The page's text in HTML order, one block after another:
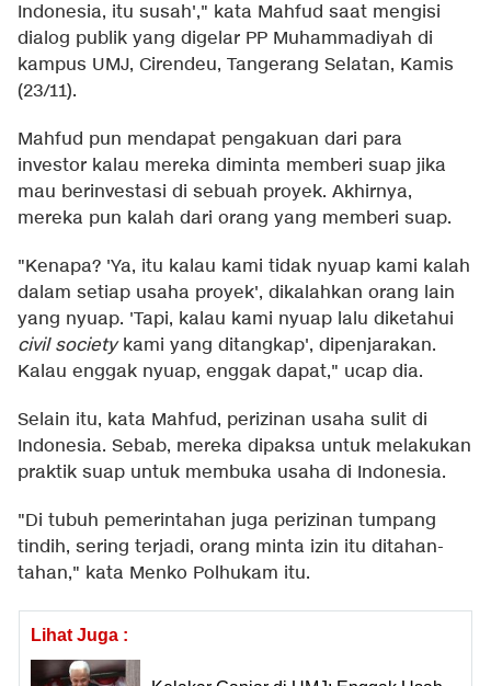
Indonesia, itu susah'," kata Mahfud saat mengisi
dialog publik yang digelar PP Muhammadiyah di
kampus UMJ, Cirendeu, Tangerang Selatan, Kamis
(23/11).
Mahfud pun mendapat pengakuan dari para
investor kalau mereka diminta memberi suap jika
mau berinvestasi di sebuah proyek. Akhirnya,
mereka pun kalah dari orang yang memberi suap.
"Kenapa? 'Ya, itu kalau kami tidak nyuap kami kalah
dalam setiap usaha proyek', dikalahkan orang lain
yang nyuap. 'Tapi, kalau kami nyuap lalu diketahui
civil societykami yang ditangkap', dipenjarakan.
Kalau enggak nyuap, enggak dapat," ucap dia.
Selain itu, kata Mahfud, perizinan usaha sulit di
Indonesia. Sebab, mereka dipaksa untuk melakukan
praktik suap untuk membuka usaha di Indonesia.
"Di tubuh pemerintahan juga perizinan tumpang
tindih, sering terjadi, orang minta izin itu ditahan-
tahan," kata Menko Polhukam itu.
Lihat Juga :